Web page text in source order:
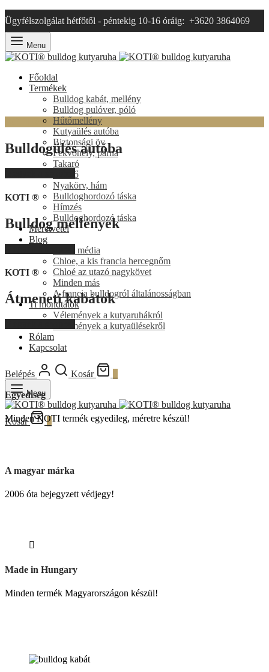
Ügyfélszolgálat hétfőtől - péntekig 10-16 óráig: +3620 3864069
Menu
Főoldal
Termékek
Bulldog kabát, mellény
Bulldog pulóver, póló
Hűtőmellény
Kutyaülés autóba
Biztonsági öv
Fekvőhely, párna
Takaró
Kendő
Nyakörv, hám
Bulldoghordozó táska
Hímzés
Bulldoghordozó táska
Méretvétel
Blog
Hazai média
Chloe, a kis francia hercegnőm
Chloé az utazó nagykövet
Minden más
A francia bulldogról általánosságban
Ti mondtátok
Vélemények a kutyaruhákról
Vélemények a kutyaülésekről
Rólam
Kapcsolat
Belépés Kosár
Menu
Kosár 0
Bulldogülés autóba
KOTI ®
Bulldog mellények
KOTI ®
Átmeneti kabátok
Egyediség
Minden KOTI termék egyedileg, méretre készül!
A magyar márka
2006 óta bejegyzett védjegy!
Made in Hungary
Minden termék Magyarországon készül!